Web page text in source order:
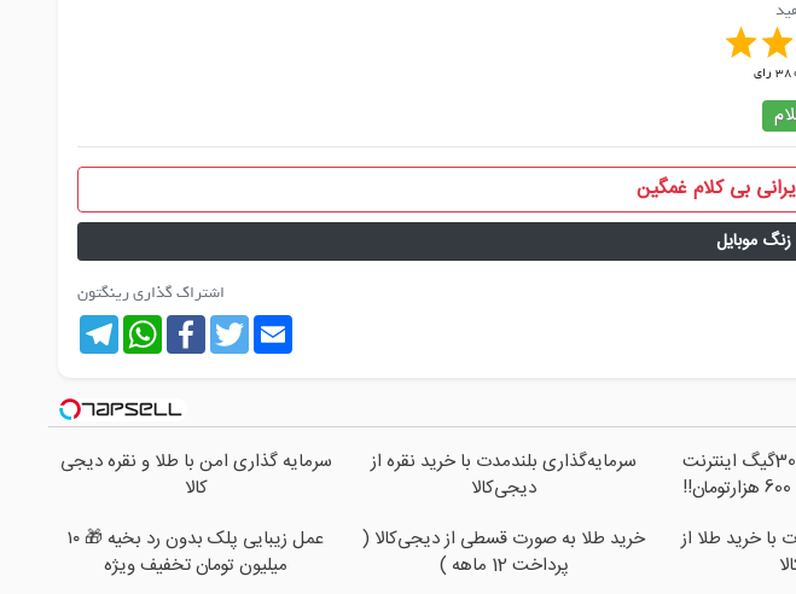
رای
بی کلام غمگین
زنگ موبایل
اشتراک گذاری رینگتون
Telegram
WhatsAppFacebookTwitterEmail
⏳فرصت محدود!! 3000گیگ اینترنت
سرمایه‌گذاری بلندمدت با خرید نقره از
دیجی‌کالا
سرمایه گذاری امن با طلا و نقره دیجی
کالا
با خرید طلا از
خرید طلا به صورت قسطی از دیجی‌کالا (
پرداخت 12 ماهه )
عمل زیبایی پلک بدون رد بخیه 🎁 ۱۰
میلیون تومان تخفیف ویژه